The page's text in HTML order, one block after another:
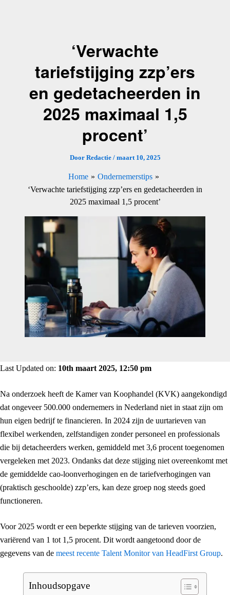
‘Verwachte
tariefstijging zzp’ers
en gedetacheerden in
2025 maximaal 1,5
procent’
Door Redactie / maart 10, 2025
Home
Ondernemerstips
‘Verwachte tariefstijging zzp’ers en gedetacheerden in
2025 maximaal 1,5 procent’
Last Updated on: 10th maart 2025, 12:50 pm
Na onderzoek heeft de Kamer van Koophandel (KVK) aangekondigd
dat ongeveer 500.000 ondernemers in Nederland niet in staat zijn om
hun eigen bedrijf te financieren. In 2024 zijn de uurtarieven van
flexibel werkenden, zelfstandigen zonder personeel en professionals
die bij detacheerders werken, gemiddeld met 3,6 procent toegenomen
vergeleken met 2023. Ondanks dat deze stijging niet overeenkomt met
de gemiddelde cao-loonverhogingen en de tariefverhogingen van
(praktisch geschoolde) zzp’ers, kan deze groep nog steeds goed
functioneren.
Voor 2025 wordt er een beperkte stijging van de tarieven voorzien,
variërend van 1 tot 1,5 procent. Dit wordt aangetoond door de
gegevens van de meest recente Talent Monitor van HeadFirst Group.
Inhoudsopgave